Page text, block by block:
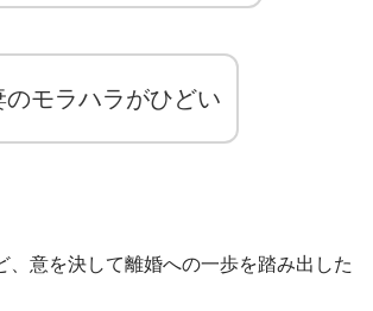
のモラハラがひどい
、意を決して離婚への一歩を踏み出した